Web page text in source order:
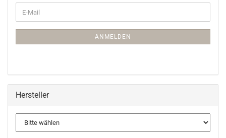
ANMELDEN
Hersteller